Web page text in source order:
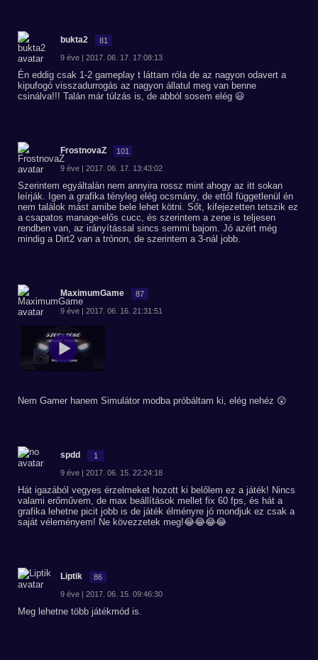
bukta2 81
9 éve | 2017. 06. 17. 17:08:13
Én eddig csak 1-2 gameplay t láttam róla de az nagyon odavert a
kipufogó visszadurrogás az nagyon állatul meg van benne
csinálva!!! Talán már túlzás is, de abból sosem elég 😃
FrostnovaZ 101
9 éve | 2017. 06. 17. 13:43:02
Szerintem egyáltalán nem annyira rossz mint ahogy az itt sokan
leírják. Igen a grafika tényleg elég ocsmány, de ettől függetlenül én
nem találok mást amibe bele lehet kötni. Sőt, kifejezetten tetszik ez
a csapatos manage-elős cucc, és szerintem a zene is teljesen
rendben van, az irányítással sincs semmi bajom. Jó azért még
mindig a Dirt2 van a trónon, de szerintem a 3-nál jobb.
MaximumGame 87
9 éve | 2017. 06. 16. 21:31:51
Nem Gamer hanem Simulátor modba próbáltam ki, elég nehéz 😲
spdd 1
9 éve | 2017. 06. 15. 22:24:18
Hát igazából vegyes érzelmeket hozott ki belőlem ez a játék! Nincs
valami erőművem, de max beállítások mellet fix 60 fps, és hát a
grafika lehetne picit jobb is de játék élményre jó mondjuk ez csak a
saját véleményem! Ne kövezzetek meg!😂😂😂😂
Liptik 86
9 éve | 2017. 06. 15. 09:46:30
Meg lehetne több játékmód is.